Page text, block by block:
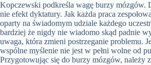
Kopczewski podkreśla wagę burzy mózgów.
nie efekt dyktatury. Jak każda praca
oparty na świadomym udziale każdego
bardziej że nigdy nie wiadomo skąd padnie
uwaga, która zmieni postrzeganie problemu.
wspólne myślenie nie jest w pełni wolne od
Przygotowując się do burzy mózgów, należy